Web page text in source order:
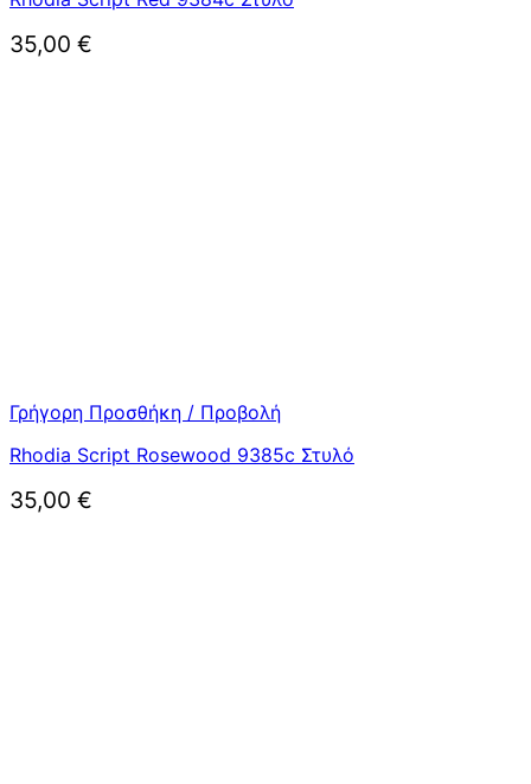
35,00 €
Γρήγορη Προσθήκη / Προβολή
Rhodia Script Rosewood 9385c Στυλό
35,00 €